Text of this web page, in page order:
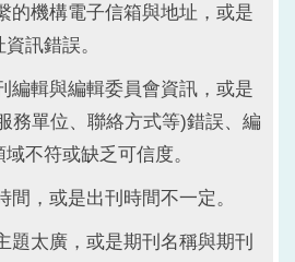
的機構電子信箱與地址，或是
訊錯誤。
編輯與編輯委員會資訊，或是
務單位、聯絡方式等)錯誤、編
不符或缺乏可信度。
間，或是出刊時間不一定。
題太廣，或是期刊名稱與期刊